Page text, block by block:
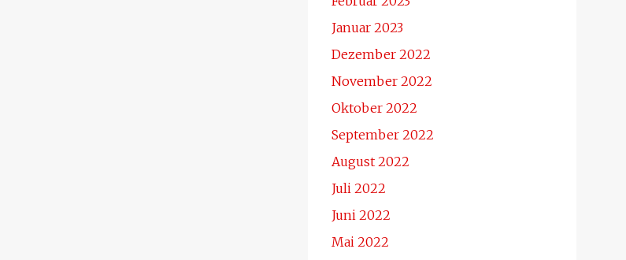
Januar 2023
Dezember 2022
November 2022
Oktober 2022
September 2022
August 2022
Juli 2022
Juni 2022
Mai 2022